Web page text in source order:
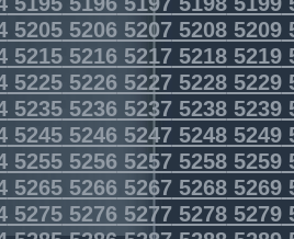
52055206520752085209
52155216521752185219
52255226522752285229
52355236523752385239
52455246524752485249
52555256525752585259
52655266526752685269
52755276527752785279